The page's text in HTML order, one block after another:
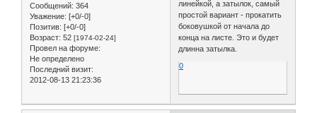
Сообщений: 364
Уважение: [+0/-0]
Позитив: [+0/-0]
Возраст: 52 [1974-02-24]
Провел на форуме:
Не определено
Последний визит:
2012-08-13 21:23:36
линейкой, а затылок, самый
простой вариант - прокатить
боковушкой от начала до
конца на листе. Это и будет
длинна затылка.
0